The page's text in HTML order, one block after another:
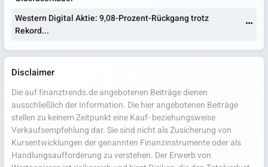
Western Digital Aktie: 9,08-Prozent-Rückgang trotz
Rekord...
Disclaimer
Die auf finanztrends.de angebotenen Beiträge dienen
ausschließlich der Information. Die hier angebotenen Beiträge
stellen zu keinem Zeitpunkt eine Kauf- beziehungsweise
Verkaufsempfehlung dar. Sie sind nicht als Zusicherung von
Kursentwicklungen der genannten Finanzinstrumente oder als
Handlungsaufforderung zu verstehen. Der Erwerb von